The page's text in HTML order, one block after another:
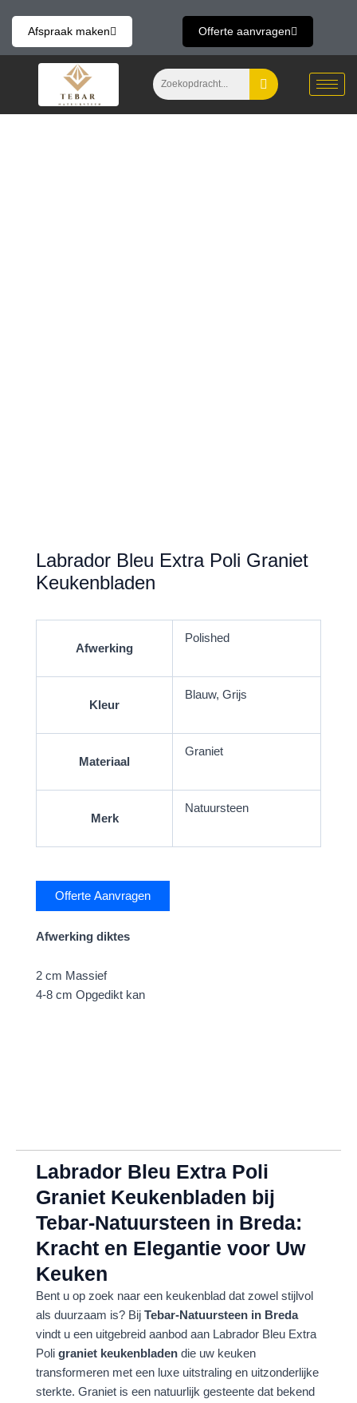
content
Afspraak maken Offerte aanvragen
Labrador Bleu Extra Poli Graniet
Keukenbladen
Afwerking
Polished
Kleur
Blauw, Grijs
Materiaal
Graniet
Merk
Natuursteen
Offerte Aanvragen
Afwerking diktes
2 cm Massief
4-8 cm Opgedikt kan
Labrador Bleu Extra Poli
Graniet Keukenbladen bij
Tebar-Natuursteen in Breda:
Kracht en Elegantie voor Uw
Keuken
Bent u op zoek naar een keukenblad dat zowel stijlvol
als duurzaam is? Bij Tebar-Natuursteen in Breda
vindt u een uitgebreid aanbod aan Labrador Bleu Extra
Poli graniet keukenbladen die uw keuken
transformeren met een luxe uitstraling en uitzonderlijke
sterkte. Graniet is een natuurlijk gesteente dat bekend